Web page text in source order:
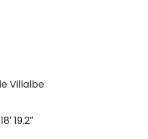
Villalbe
19.2″